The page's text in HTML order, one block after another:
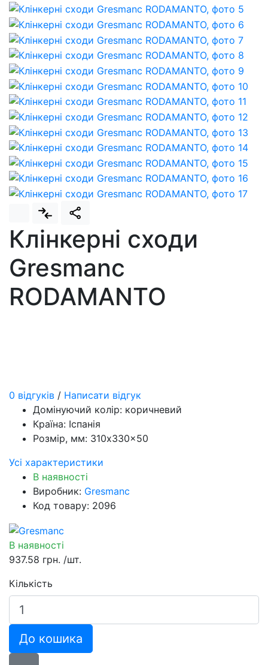
Клінкерні сходи
Gresmanc
RODAMANTO
0 відгуків / Написати відгук
Домінуючий колір: коричневий
Країна: Іспанія
Розмір, мм: 310x330x50
Усі характеристики
В наявності
Виробник: Gresmanc
Код товару: 2096
В наявності
937.58 грн. /шт.
Кількість
До кошика